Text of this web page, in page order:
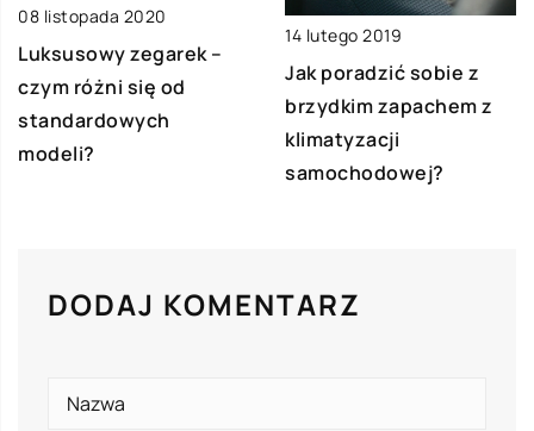
08 listopada 2020
Luksusowy zegarek –
czym różni się od
standardowych
modeli?
14 lutego 2019
Jak poradzić sobie z
brzydkim zapachem z
klimatyzacji
samochodowej?
DODAJ KOMENTARZ